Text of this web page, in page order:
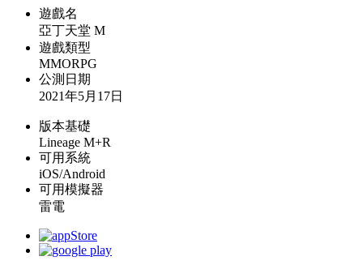
遊戲名
亞丁天堂 M
遊戲類型
MMORPG
公測日期
2021年5月17日
版本基礎
Lineage M+R
可用系統
iOS/Android
可用模擬器
雷電